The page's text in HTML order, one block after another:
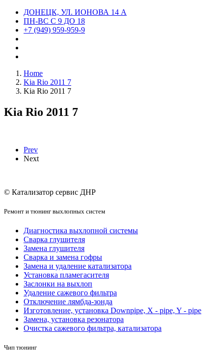
ДОНЕЦК, УЛ. ИОНОВА 14 А
ПН-ВС С 9 ДО 18
+7 (949) 959-959-9
Home
Kia Rio 2011 7
Kia Rio 2011 7
Kia Rio 2011 7
Prev
Next
© Катализатор сервис ДНР
Ремонт и тюнинг выхлопных систем
Диагностика выхлопной системы
Сварка глушителя
Замена глушителя
Сварка и замена гофры
Замена и удаление катализатора
Установка пламегасителя
Заслонки на выхлоп
Удаление сажевого фильтра
Отключение лямбда-зонда
Изготовление, установка Downpipe, X - pipe, Y - pipe
Замена, установка резонатора
Очистка сажевого фильтра, катализатора
Чип тюнинг